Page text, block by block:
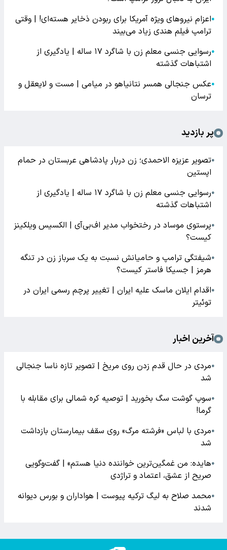
●اعزام نیروهای ویژه آمریکا برای ربودن ذخایر هسته‌ای! | وقتی
ترامپ فیلم هندی زیاد می‌بیند
●
رسوایی جنسی معلم زن با شاگرد ۱۷ ساله | یادگیری از
اشتباهات گذشته
●عکس جنجالی همسر نتانیاهو در میامی | مست و لایعقل و
ترسان
پر بازدید
●تصویر عزیزه الاحمدی؛ زن دربار پادشاهی عربستان در حمام
اپستین
●
رسوایی جنسی معلم زن با شاگرد ۱۷ ساله | یادگیری از
اشتباهات گذشته
●پرستوی موساد در رختخواب مدیر اف‌بی‌آی | الکسیس ویلکینز
کیست؟
●شیفتگی ترامپ و حامیانش نسبت به یک سرباز زن در تنگه
هرمز | جسیکا فاستر کیست؟
●اقدام ایلان ماسک علیه ایران | تغییر پرچم رسمی ایران در
توئیتر
آخرین اخبار
●مردی در حال قدم زدن روی مریخ | تصویر تازه ناسا جنجالی
شد
●سوپ گوشت سگ بخورید | توصیه کره شمالی برای مقابله با
گرما!
●مردی با لباس «فرشته مرگ» روی سقف بیمارستان بازداشت
شد
●هایده: من غمگین‌ترین خواننده دنیا هستم» | گفت‌وگویی
صریح از عشق، اعتماد و تراژدی
●محمد صلاح به لیگ ترکیه پیوست | هواداران و بورس دیوانه
شدند